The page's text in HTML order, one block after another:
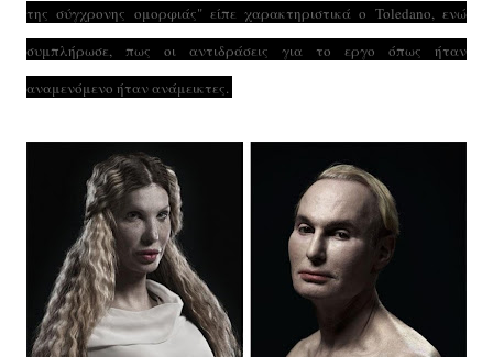
της σύγχρονης ομορφιάς" είπε χαρακτηριστικά ο Toledano, ενώ
συμπλήρωσε, πως οι αντιδράσεις για το εργο όπως ήταν
αναμενόμενο ήταν ανάμεικτες.